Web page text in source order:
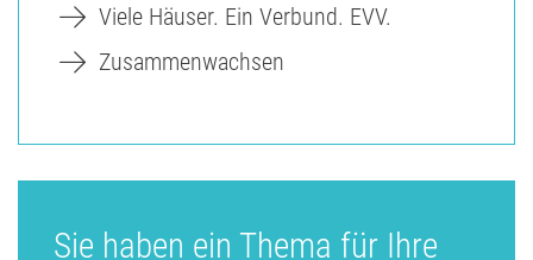
Viele Häuser. Ein Verbund. EVV.
Zusammenwachsen
Sie haben ein Thema für Ihre